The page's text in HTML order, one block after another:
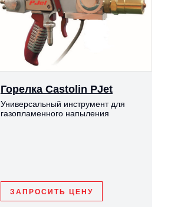
Горелка Castolin PJet
Универсальный инструмент для
газопламенного напыления
ЗАПРОСИТЬ ЦЕНУ